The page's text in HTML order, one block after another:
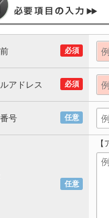
必須
必須
アドレス
任意
号
任意